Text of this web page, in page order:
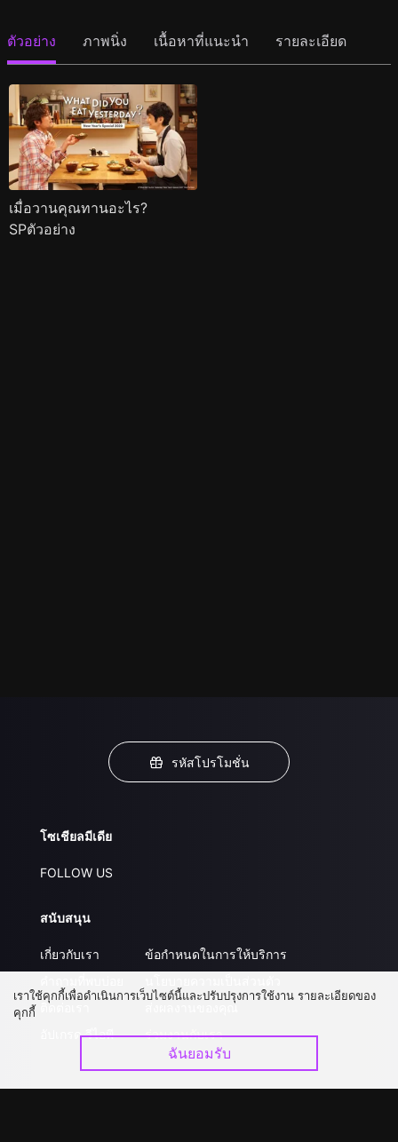
ตัวอย่าง ภาพนิ่ง เนื้อหาที่แนะนำ รายละเอียด
เมื่อวานคุณทานอะไร?
SPตัวอย่าง
รหัสโปรโมชั่น
โซเชียลมีเดีย
FOLLOW US
สนับสนุน
เกี่ยวกับเรา
ติดต่อเรา
อัปเกรด วีไอพี
ข้อกำหนดในการให้บริการ
ส่งผลงานของคุณ
ร่วมงานกับเรา
เราใช้คุกกี้เพื่อดำเนินการเว็บไซต์นี้และปรับปรุงการใช้งาน รายละเอียดของ
คุกกี้
ฉันยอมรับ